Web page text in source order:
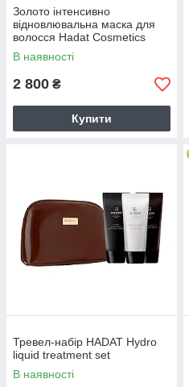
Золото інтенсивно
відновлювальна маска для
волосся Hadat Cosmetics
Golden Hour Hair Mask (280
мл)
В наявності
2 800 ₴
Купити
Тревел-набір HADAT Hydro
liquid treatment set
В наявності